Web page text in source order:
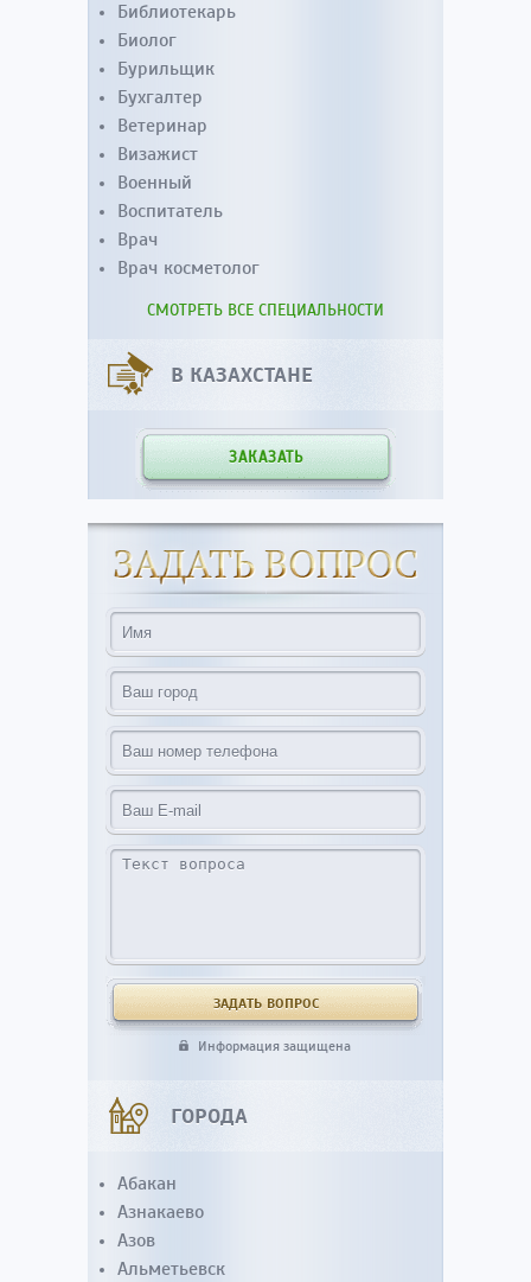
Библиотекарь
Биолог
Бурильщик
Бухгалтер
Ветеринар
Визажист
Военный
Воспитатель
Врач
Врач косметолог
СМОТРЕТЬ ВСЕ СПЕЦИАЛЬНОСТИ
В КАЗАХСТАНЕ
ЗАКАЗАТЬ
Информация защищена
ГОРОДА
Абакан
Азнакаево
Азов
Альметьевск